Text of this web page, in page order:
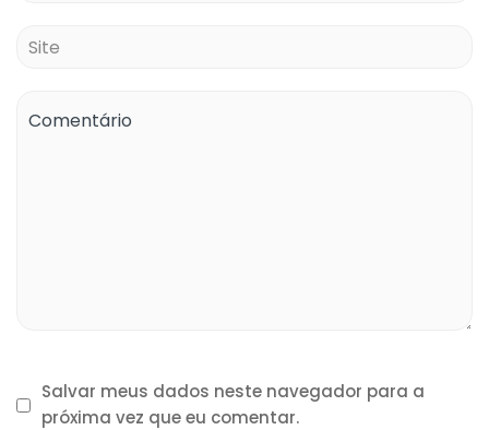
Salvar meus dados neste navegador para a
próxima vez que eu comentar.